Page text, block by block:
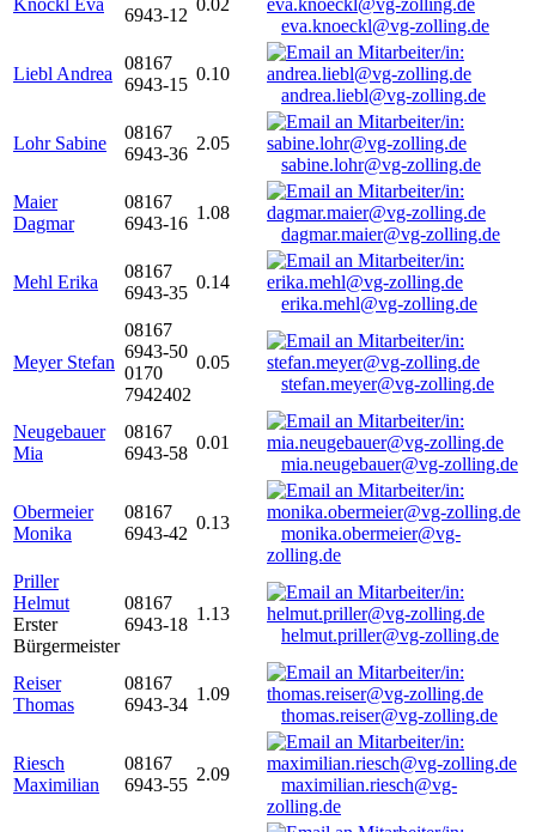
Knöckl Eva
6943-12
0.02
eva.knoeckl@vg-zolling.de
Liebl Andrea
08167
6943-15
0.10
andrea.liebl@vg-zolling.de
Lohr Sabine
08167
6943-36
2.05
sabine.lohr@vg-zolling.de
Maier
Dagmar
08167
6943-16
1.08
dagmar.maier@vg-zolling.de
Mehl Erika
08167
6943-35
0.14
erika.mehl@vg-zolling.de
Meyer Stefan
08167
6943-50
0170
7942402
0.05
stefan.meyer@vg-zolling.de
Neugebauer
Mia
08167
6943-58
0.01
mia.neugebauer@vg-zolling.de
Obermeier
Monika
08167
6943-42
0.13
monika.obermeier@vg-
zolling.de
Priller
Helmut
Erster
Bürgermeister
08167
6943-18
1.13
helmut.priller@vg-zolling.de
Reiser
Thomas
08167
6943-34
1.09
thomas.reiser@vg-zolling.de
Riesch
Maximilian
08167
6943-55
2.09
maximilian.riesch@vg-
zolling.de